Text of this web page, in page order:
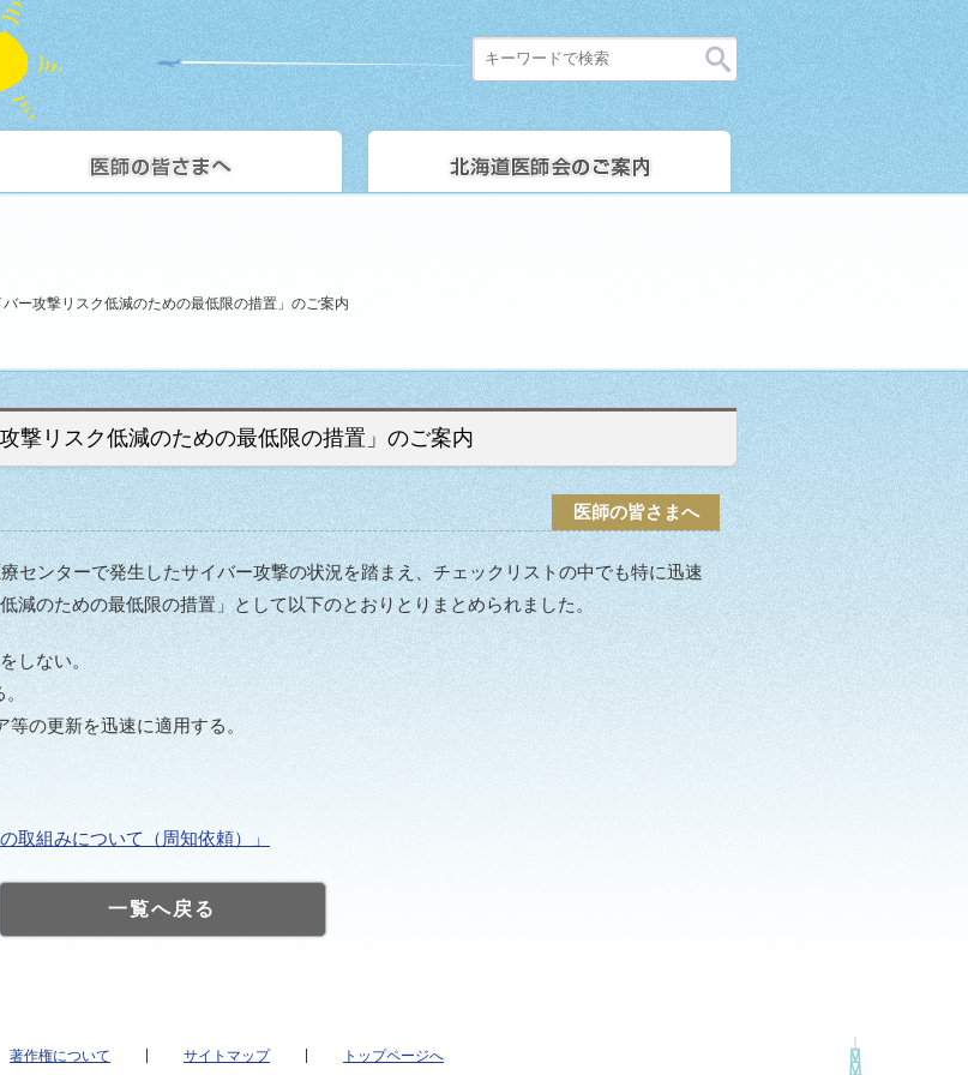
ー攻撃リスク低減のための最低限の措置」のご案内
撃リスク低減のための最低限の措置」のご案内
医師の皆さまへ
ンターで発生したサイバー攻撃の状況を踏まえ、チェックリストの中でも特に迅速
減のための最低限の措置」として以下のとおりとりまとめられました。
しない。
の更新を迅速に適用する。
取組みについて（周知依頼）」
一覧へ戻る
著作権について サイトマップ トップページへ